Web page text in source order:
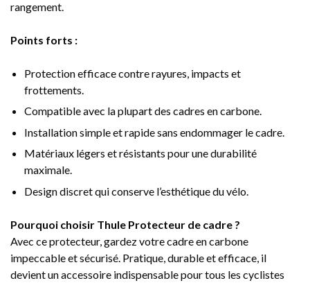
rangement.
Points forts :
Protection efficace contre rayures, impacts et
frottements.
Compatible avec la plupart des cadres en carbone.
Installation simple et rapide sans endommager le cadre.
Matériaux légers et résistants pour une durabilité
maximale.
Design discret qui conserve l’esthétique du vélo.
Pourquoi choisir Thule Protecteur de cadre ?
Avec ce protecteur, gardez votre cadre en carbone
impeccable et sécurisé. Pratique, durable et efficace, il
devient un accessoire indispensable pour tous les cyclistes